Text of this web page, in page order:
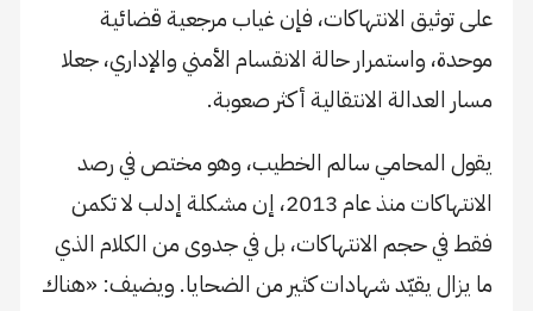
على توثيق الانتهاكات، فإن غياب مرجعية قضائية
موحدة، واستمرار حالة الانقسام الأمني والإداري، جعلا
مسار العدالة الانتقالية أكثر صعوبة.
يقول المحامي سالم الخطيب، وهو مختص في رصد
الانتهاكات منذ عام 2013، إن مشكلة إدلب لا تكمن
فقط في حجم الانتهاكات، بل في جدوى من الكلام الذي
ما يزال يقيّد شهادات كثير من الضحايا. ويضيف: «هناك